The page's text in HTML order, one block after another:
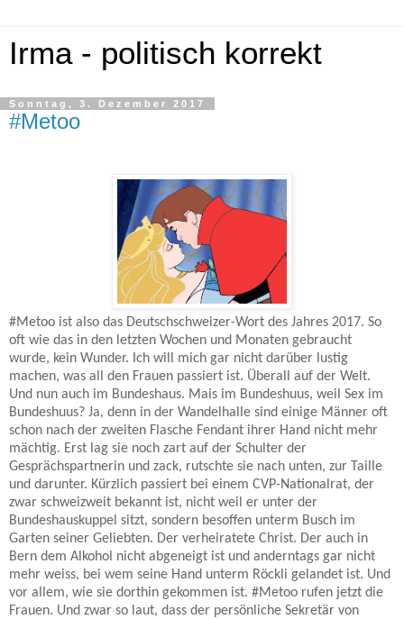
Irma - politisch korrekt
Sonntag, 3. Dezember 2017
#Metoo
#Metoo ist also das Deutschschweizer-Wort des Jahres 2017. So
oft wie das in den letzten Wochen und Monaten gebraucht
wurde, kein Wunder. Ich will mich gar nicht darüber lustig
machen, was all den Frauen passiert ist. Überall auf der Welt.
Und nun auch im Bundeshaus. Mais im Bundeshuus, weil Sex im
Bundeshuus? Ja, denn in der Wandelhalle sind einige Männer oft
schon nach der zweiten Flasche Fendant ihrer Hand nicht mehr
mächtig. Erst lag sie noch zart auf der Schulter der
Gesprächspartnerin und zack, rutschte sie nach unten, zur Taille
und darunter. Kürzlich passiert bei einem CVP-Nationalrat, der
zwar schweizweit bekannt ist, nicht weil er unter der
Bundeshauskuppel sitzt, sondern besoffen unterm Busch im
Garten seiner Geliebten. Der verheiratete Christ. Der auch in
Bern dem Alkohol nicht abgeneigt ist und anderntags gar nicht
mehr weiss, bei wem seine Hand unterm Röckli gelandet ist. Und
vor allem, wie sie dorthin gekommen ist. #Metoo rufen jetzt die
Frauen. Und zwar so laut, dass der persönliche Sekretär von